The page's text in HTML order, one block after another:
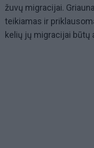
žuvų migracijai.
teikiamas ir
kelių jų migracijai būtų